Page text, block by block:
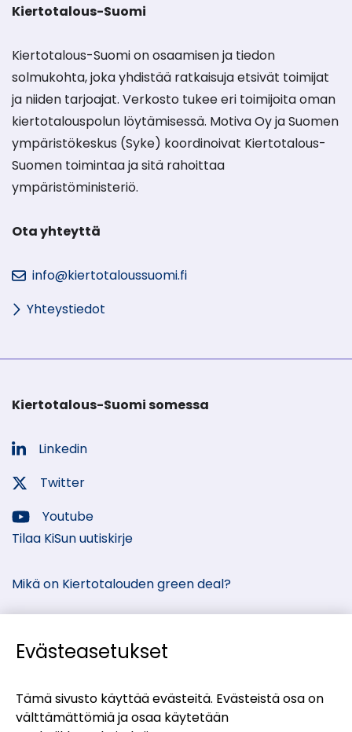
Kiertotalous-Suomi
Kiertotalous-Suomi on osaamisen ja tiedon
solmukohta, joka yhdistää ratkaisuja etsivät toimijat
ja niiden tarjoajat. Verkosto tukee eri toimijoita oman
kiertotalouspolun löytämisessä. Motiva Oy ja Suomen
ympäristökeskus (Syke) koordinoivat Kiertotalous-
Suomen toimintaa ja sitä rahoittaa
ympäristöministeriö.
Ota yhteyttä
info@kiertotaloussuomi.fi
Yhteystiedot
Kiertotalous-Suomi somessa
Sosiaalinen
media:
Linkedin
Sosiaalinen
media:
Twitter
Sosiaalinen
media:
Youtube
Tilaa KiSun uutiskirje
Mikä on Kiertotalouden green deal?
Evästeasetukset
Tämä sivusto käyttää evästeitä. Evästeistä osa on
välttämättömiä ja osaa käytetään